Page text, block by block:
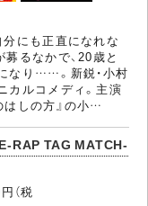
分にも正直になれな
るなかで、20歳と
なり……。新鋭・小村
カルコメディ。主演
はしの方』の小…
RAP TAG MATCH-
（税